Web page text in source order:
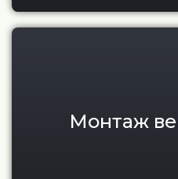
Монтаж